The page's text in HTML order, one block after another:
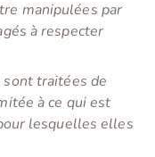
manipulées par
à respecter
sont traitées de
à ce qui est
lesquelles elles